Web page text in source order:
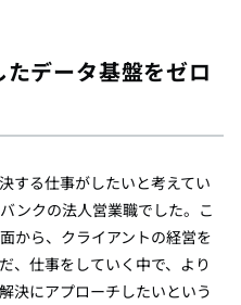
データ基盤をゼロ
する仕事がしたいと考えてい
ンクの法人営業職でした。こ
から、クライアントの経営を
、仕事をしていく中で、より
決にアプローチしたいという